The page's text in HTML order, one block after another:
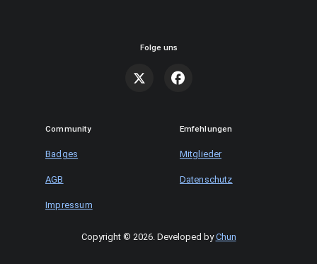
Folge uns
Community Emfehlungen
Badges Mitglieder
AGB Datenschutz
Impressum
Copyright © 2026. Developed byChun